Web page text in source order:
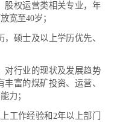
权运营类相关专业，年
宽至40岁；
硕士及以上学历优先、
行业的现状及发展趋势
富的煤矿投资、运营、
力；
作经验和2年以上部门